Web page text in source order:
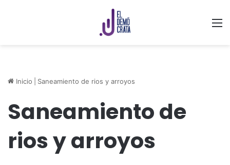
Inicio Saneamiento de rios y arroyos
Saneamiento de
rios y arroyos